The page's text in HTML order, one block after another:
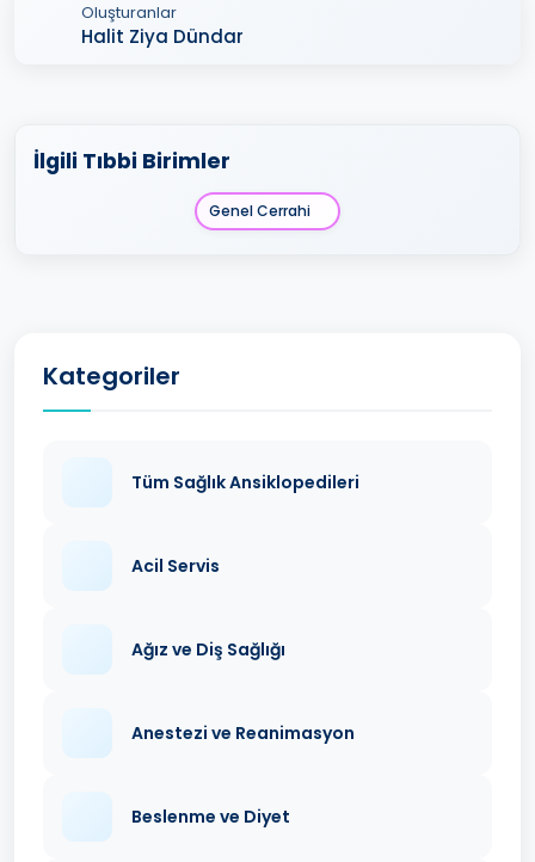
Oluşturanlar
Halit Ziya Dündar
İlgili Tıbbi Birimler
Genel Cerrahi
Kategoriler
Tüm Sağlık Ansiklopedileri
Acil Servis
Ağız ve Diş Sağlığı
Anestezi ve Reanimasyon
Beslenme ve Diyet